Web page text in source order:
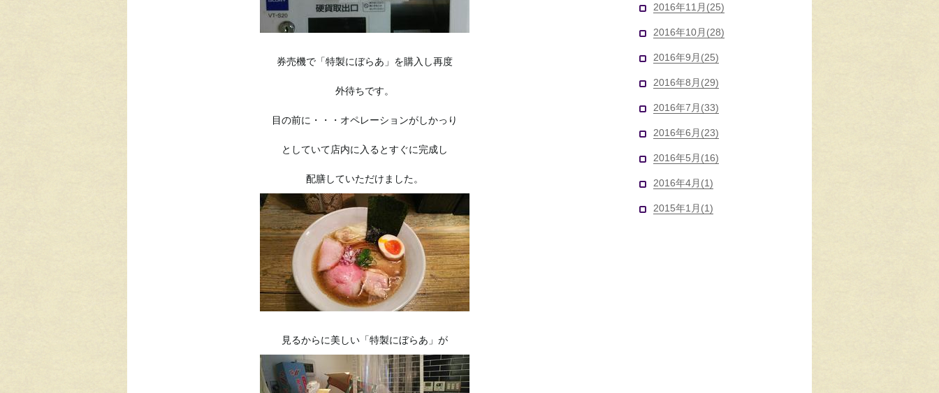
券売機で「特製にぼらあ」を購入し再度
外待ちです。
目の前に・・・オペレーションがしかっり
としていて店内に入るとすぐに完成し
配膳していただけました。
見るからに美しい「特製にぼらあ」が
2016年11月(25)
2016年10月(28)
2016年9月(25)
2016年8月(29)
2016年7月(33)
2016年6月(23)
2016年5月(16)
2016年4月(1)
2015年1月(1)